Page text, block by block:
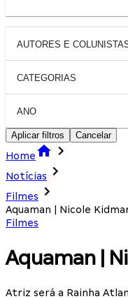
AUTORES E
CATEGORIAS
ANO
Aplicar filtros Cancelar
Home
Notícias
Filmes
Aquaman | Nicole
Filmes
Aquaman |
Atriz será a Rainha